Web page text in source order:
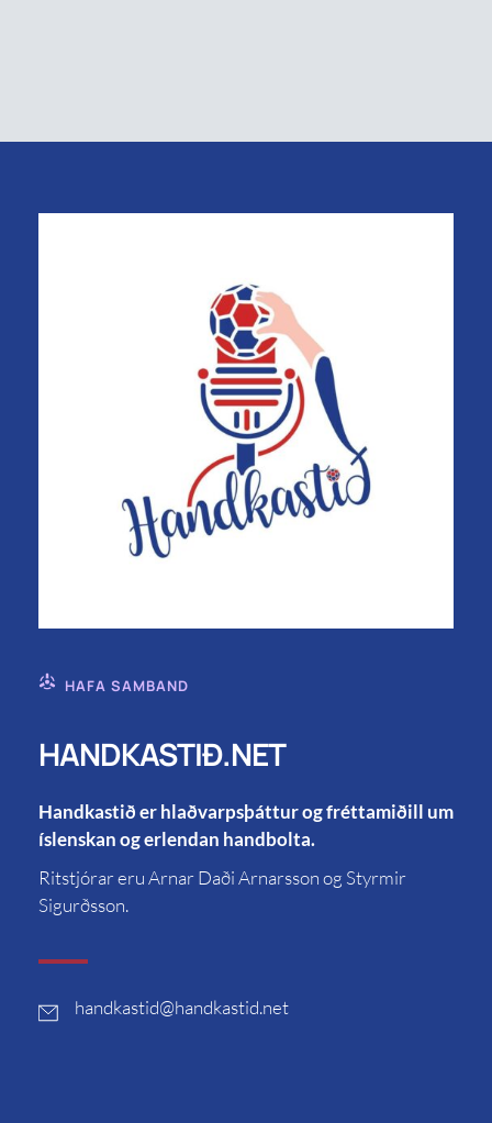
HAFA SAMBAND
HANDKASTIÐ.NET
Handkastið er hlaðvarpsþáttur og fréttamiðill um
íslenskan og erlendan handbolta.
Ritstjórar eru Arnar Daði Arnarsson og Styrmir
Sigurðsson.
handkastid@handkastid.net